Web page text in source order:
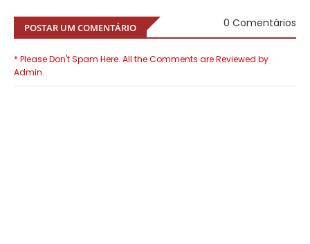
POSTAR UM COMENTÁRIO 0 Comentários
* Please Don't Spam Here. All the Comments are Reviewed by
Admin.